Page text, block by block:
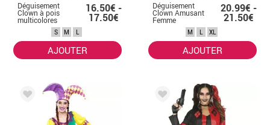
Déguisement
Clown à pois
multicolores
16.50€ -
17.50€
S M L
AJOUTER
Déguisement
Clown Amusant
Femme
20.99€ -
21.50€
M L XL
AJOUTER